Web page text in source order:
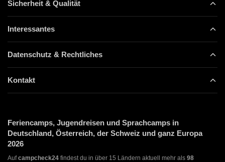
Sicherheit & Qualität
Interessantes
Datenschutz & Rechtliches
Kontakt
Feriencamps, Jugendreisen und Sprachcamps in
Deutschland, Österreich, der Schweiz und ganz Europa
2026
Aufcampcheck24 findest du in über 15 Ländern aktuell mehr als 98